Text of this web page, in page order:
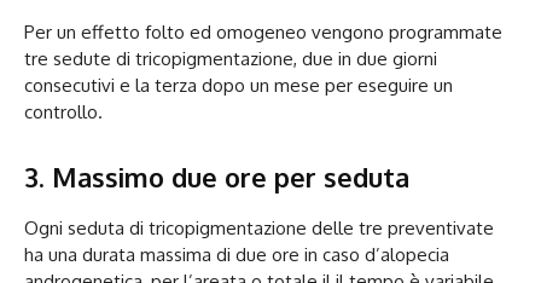
Per un effetto folto ed omogeneo vengono programmate
tre sedute di tricopigmentazione, due in due giorni
consecutivi e la terza dopo un mese per eseguire un
controllo.
3. Massimo due ore per seduta
Ogni seduta di tricopigmentazione delle tre preventivate
ha una durata massima di due ore in caso d’alopecia